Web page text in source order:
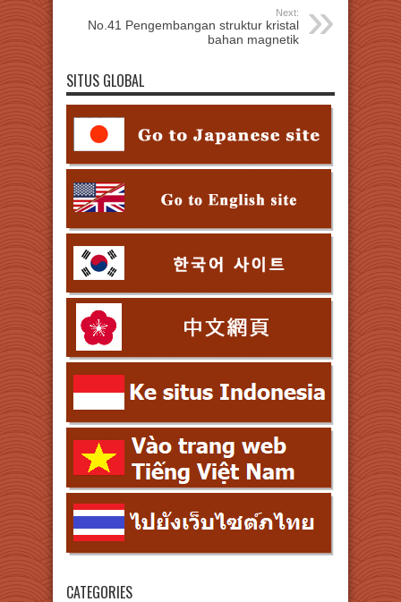
Next:
No.41 Pengembangan struktur kristal
bahan magnetik
SITUS GLOBAL
CATEGORIES